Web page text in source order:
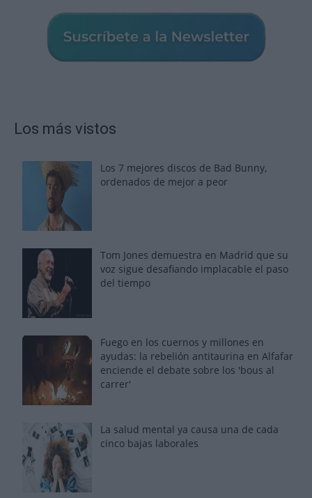
Los más vistos
Los 7 mejores discos de Bad Bunny,
ordenados de mejor a peor
Tom Jones demuestra en Madrid que su
voz sigue desafiando implacable el paso
del tiempo
Fuego en los cuernos y millones en
ayudas: la rebelión antitaurina en Alfafar
enciende el debate sobre los 'bous al
carrer'
La salud mental ya causa una de cada
cinco bajas laborales